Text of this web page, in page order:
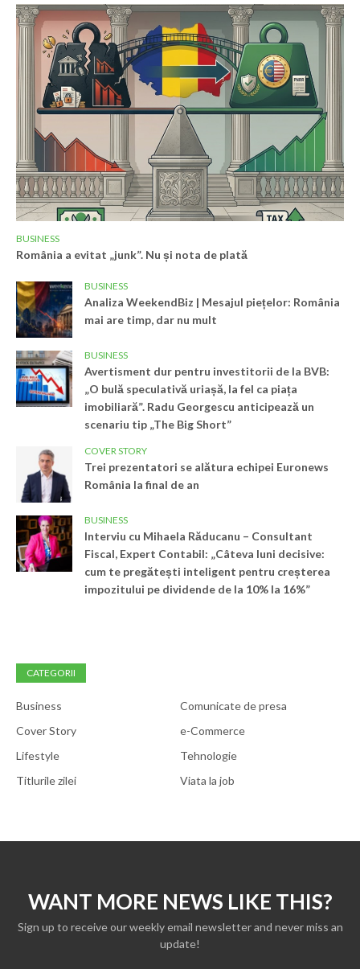
BUSINESS
România a evitat „junk”. Nu și nota de plată
BUSINESS
Analiza WeekendBiz | Mesajul piețelor: România
mai are timp, dar nu mult
BUSINESS
Avertisment dur pentru investitorii de la BVB:
„O bulă speculativă uriașă, la fel ca piața
imobiliară”. Radu Georgescu anticipează un
scenariu tip „The Big Short”
COVER STORY
Trei prezentatori se alătura echipei Euronews
România la final de an
BUSINESS
Interviu cu Mihaela Răducanu – Consultant
Fiscal, Expert Contabil: „Câteva luni decisive:
cum te pregătești inteligent pentru creșterea
impozitului pe dividende de la 10% la 16%”
CATEGORII
Business
Comunicate de presa
Cover Story
e-Commerce
Lifestyle
Tehnologie
Titlurile zilei
Viata la job
WANT MORE NEWS LIKE THIS?
Sign up to receive our weekly email newsletter and never miss an
update!